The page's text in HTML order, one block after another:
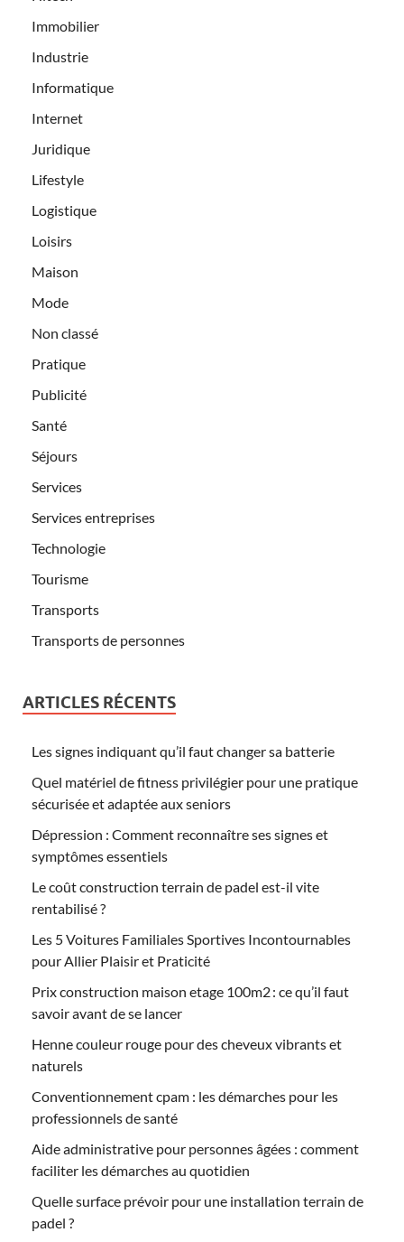
Immobilier
Industrie
Informatique
Internet
Juridique
Lifestyle
Logistique
Loisirs
Maison
Mode
Non classé
Pratique
Publicité
Santé
Séjours
Services
Services entreprises
Technologie
Tourisme
Transports
Transports de personnes
ARTICLES RÉCENTS
Les signes indiquant qu’il faut changer sa batterie
Quel matériel de fitness privilégier pour une pratique
sécurisée et adaptée aux seniors
Dépression : Comment reconnaître ses signes et
symptômes essentiels
Le coût construction terrain de padel est-il vite
rentabilisé ?
Les 5 Voitures Familiales Sportives Incontournables
pour Allier Plaisir et Praticité
Prix construction maison etage 100m2 : ce qu’il faut
savoir avant de se lancer
Henne couleur rouge pour des cheveux vibrants et
naturels
Conventionnement cpam : les démarches pour les
professionnels de santé
Aide administrative pour personnes âgées : comment
faciliter les démarches au quotidien
Quelle surface prévoir pour une installation terrain de
padel ?